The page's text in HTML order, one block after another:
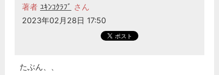
著者 ﾕｷﾝｺｸﾗﾌﾞ さん
2023年02月28日 17:50
たぶん、、